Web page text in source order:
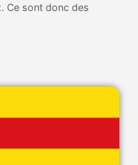
Ce sont donc des